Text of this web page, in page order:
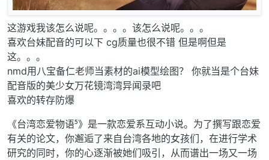
这游戏我该怎么说呢。。。。该怎么说呢。。。
喜欢台妹配音的可以下 cg质量也很不错 但是啊但是
这。。。
nmd用八宝备仁老师当素材的ai模型绘图？ 你就当是个台妹
配音版的美少女万花镜湾湾异闻录吧
喜欢的转存防爆
《台湾恋爱物语⁵》是一款恋爱系互动小说。为了撰写跟恋爱
有关的论文，你邂逅了来自台湾各地的女孩们，在进行学术
研究的同时，你的心逐渐被她们吸引，从而谱出一场又一场